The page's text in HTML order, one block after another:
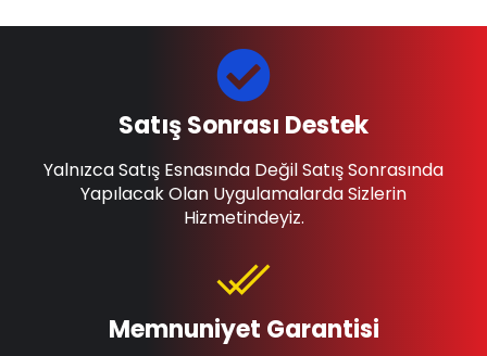
Memnuniyet Garantisi
Satış Sonrası Destek
Yalnızca Satış Esnasında Değil Satış Sonrasında
Yapılacak Olan Uygulamalarda Sizlerin
Hizmetindeyiz.